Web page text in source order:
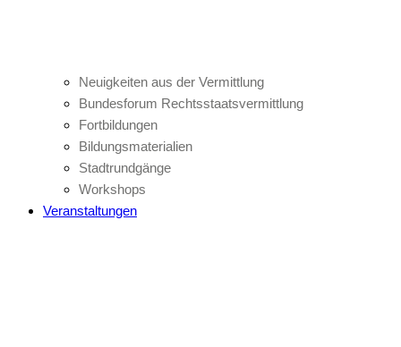
Neuigkeiten aus der Vermittlung
Bundesforum Rechtsstaatsvermittlung
Fortbildungen
Bildungsmaterialien
Stadtrundgänge
Workshops
Veranstaltungen